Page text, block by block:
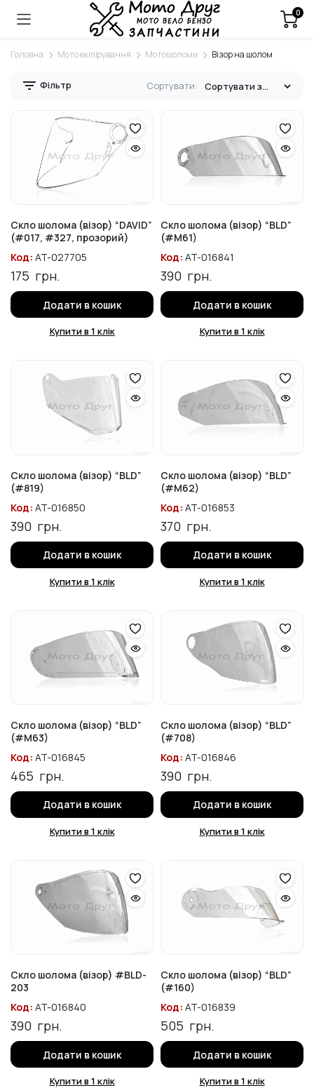
0
Головна Мото екіпірування Мотошоломи Візор на шолом
Фільтр Сортувати:
Скло шолома (візор) “DAVID”
(#017, #327, прозорий)
Код: AT-027705
175 грн.
Додати в кошик
Купити в 1 клік
Скло шолома (візор) “BLD”
(#M61)
Код: AT-016841
390 грн.
Додати в кошик
Купити в 1 клік
Скло шолома (візор) “BLD”
(#819)
Код: AT-016850
390 грн.
Додати в кошик
Купити в 1 клік
Скло шолома (візор) “BLD”
(#M62)
Код: AT-016853
370 грн.
Додати в кошик
Купити в 1 клік
Скло шолома (візор) “BLD”
(#M63)
Код: AT-016845
465 грн.
Додати в кошик
Купити в 1 клік
Скло шолома (візор) “BLD”
(#708)
Код: AT-016846
390 грн.
Додати в кошик
Купити в 1 клік
Скло шолома (візор) #BLD-
203
Код: AT-016840
390 грн.
Додати в кошик
Купити в 1 клік
Скло шолома (візор) “BLD”
(#160)
Код: AT-016839
505 грн.
Додати в кошик
Купити в 1 клік